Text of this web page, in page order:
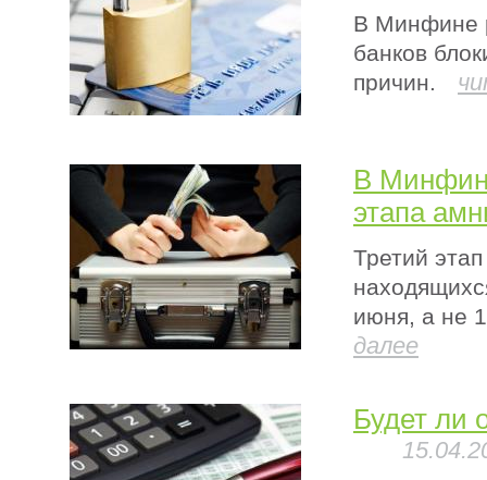
В Минфине
банков
причин.
В
этапа
Третий
июня, а не
далее
Будет ли